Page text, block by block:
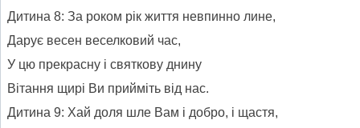
Дитина 8: За роком рік життя невпинно лине,
Дарує весен веселковий час,
У цю прекрасну і святкову днину
Вітання щирі Ви прийміть від нас.
Дитина 9: Хай доля шле Вам і добро, і щастя,